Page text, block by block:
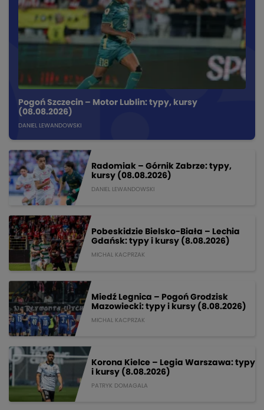
Pogoń Szczecin – Motor Lublin: typy, kursy
(08.08.2026)
DANIEL LEWANDOWSKI
Radomiak – Górnik Zabrze: typy,
kursy (08.08.2026)
DANIEL LEWANDOWSKI
Pobeskidzie Bielsko-Biała – Lechia
Gdańsk: typy i kursy (8.08.2026)
MICHAL KACPRZAK
Miedź Legnica – Pogoń Grodzisk
Mazowiecki: typy i kursy (8.08.2026)
MICHAL KACPRZAK
Korona Kielce – Legia Warszawa: typy
i kursy (8.08.2026)
PATRYK DOMAGALA